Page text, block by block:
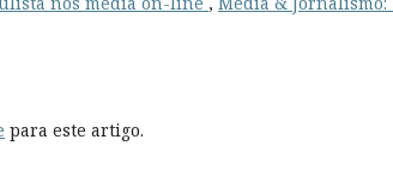
para este artigo.